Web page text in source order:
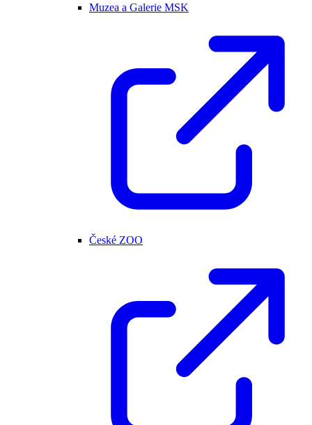
Muzea a Galerie MSK
České ZOO